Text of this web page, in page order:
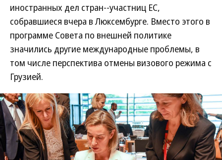
иностранных дел стран--участниц ЕС,
собравшиеся вчера в Люксембурге. Вместо этого в
программе Совета по внешней политике
значились другие международные проблемы, в
том числе перспектива отмены визового режима с
Грузией.